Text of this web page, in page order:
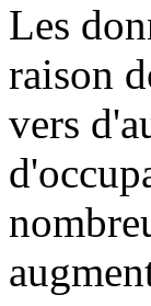
Les
raison
vers